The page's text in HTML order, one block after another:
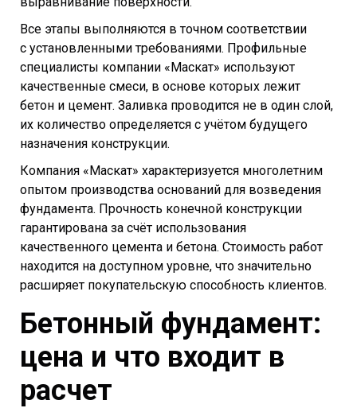
Все этапы выполняются в точном соответствии
с установленными требованиями. Профильные
специалисты компании «Маскат» используют
качественные смеси, в основе которых лежит
бетон и цемент. Заливка проводится не в один слой,
их количество определяется с учётом будущего
назначения конструкции.
Компания «Маскат» характеризуется многолетним
опытом производства оснований для возведения
фундамента. Прочность конечной конструкции
гарантирована за счёт использования
качественного цемента и бетона. Стоимость работ
находится на доступном уровне, что значительно
расширяет покупательскую способность клиентов.
Бетонный фундамент:
цена и что входит в
расчет